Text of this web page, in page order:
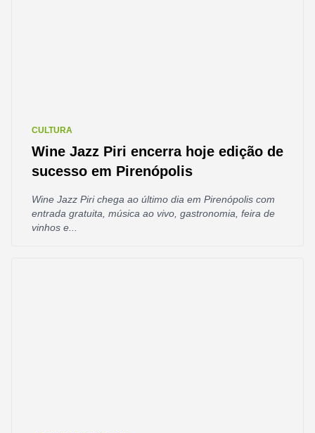
CULTURA
Wine Jazz Piri encerra hoje edição de
sucesso em Pirenópolis
Wine Jazz Piri chega ao último dia em Pirenópolis com
entrada gratuita, música ao vivo, gastronomia, feira de
vinhos e...